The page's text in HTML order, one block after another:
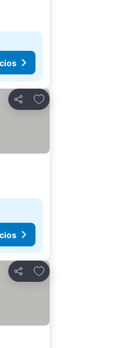
Compartir
Agregar a favoritos
Compartir
Agregar a favoritos